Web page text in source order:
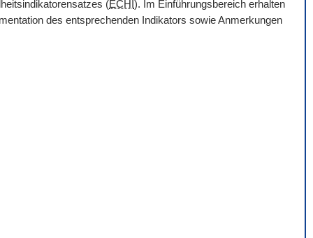
(ECHI). Im Einführungsbereich erhalten
des entsprechenden Indikators sowie Anmerkungen